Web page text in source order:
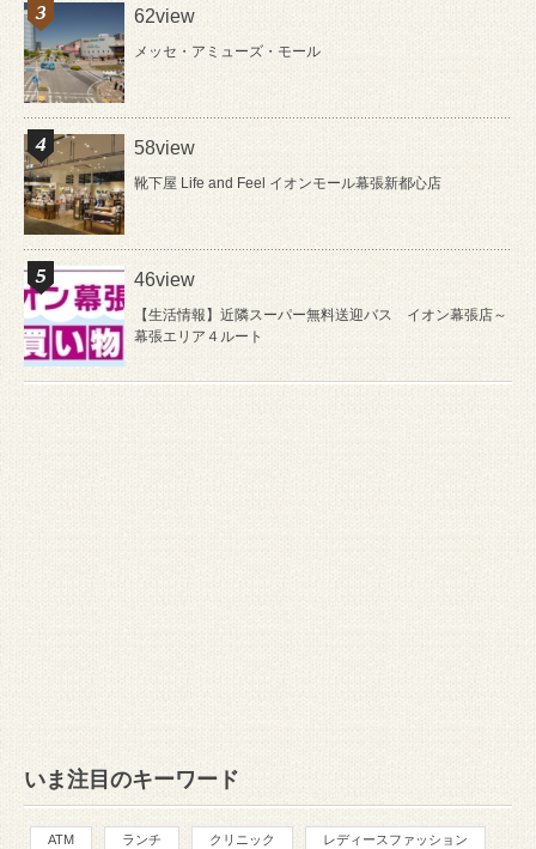
62view
メッセ・アミューズ・モール
58view
靴下屋 Life and Feel イオンモール幕張新都心店
46view
【生活情報】近隣スーパー無料送迎バス イオン幕張店～
幕張エリア４ルート
いま注目のキーワード
ATM ランチ クリニック レディースファッション